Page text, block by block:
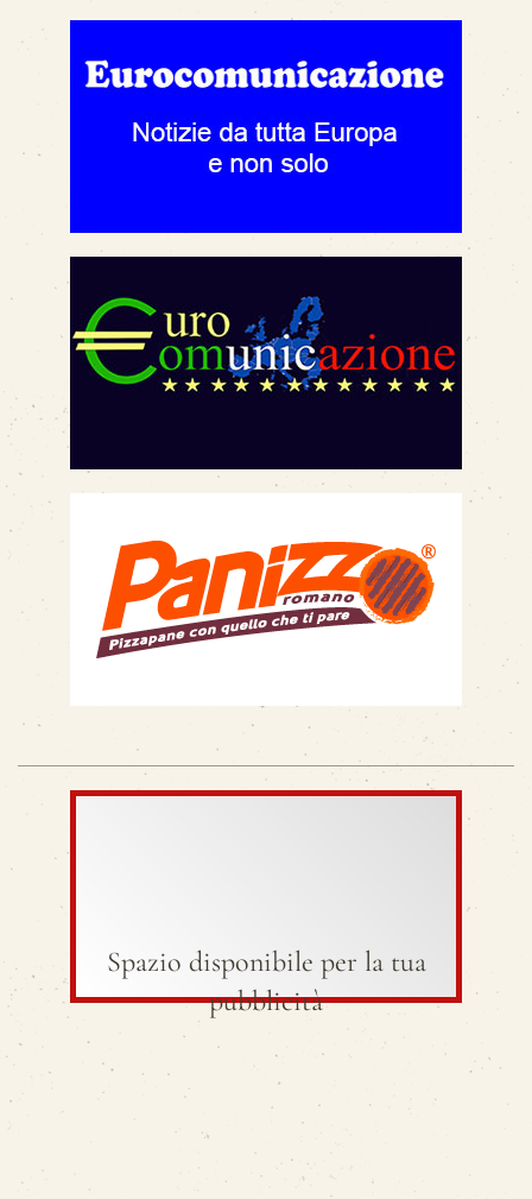
Spazio disponibile per la tua
pubblicità